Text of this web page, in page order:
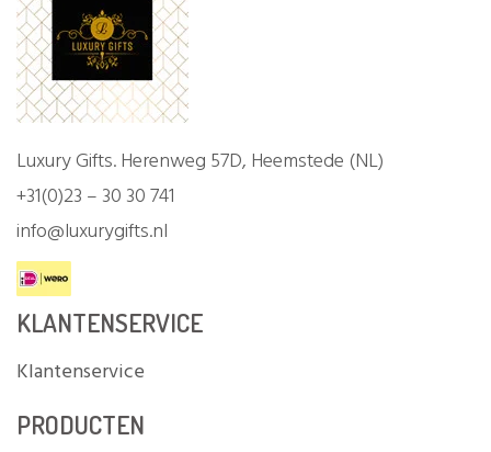
Luxury Gifts. Herenweg 57D, Heemstede (NL)
+31(0)23 – 30 30 741
info@luxurygifts.nl
KLANTENSERVICE
Klantenservice
PRODUCTEN